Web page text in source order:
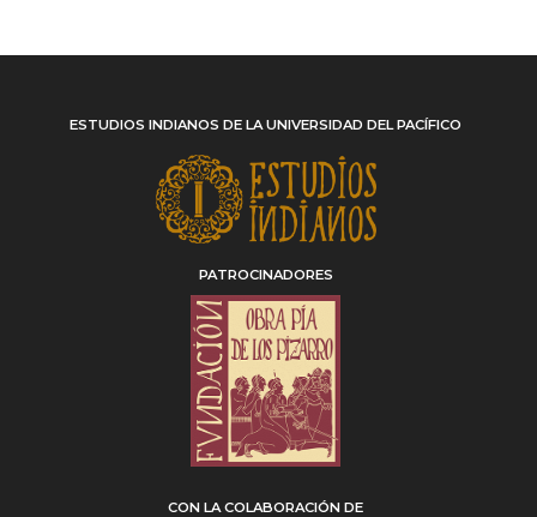
ESTUDIOS INDIANOS DE LA UNIVERSIDAD DEL PACÍFICO
PATROCINADORES
CON LA COLABORACIÓN DE